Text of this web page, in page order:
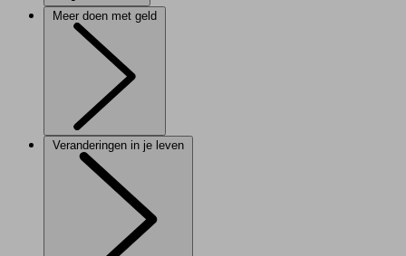
Meer doen met geld
Veranderingen in je leven